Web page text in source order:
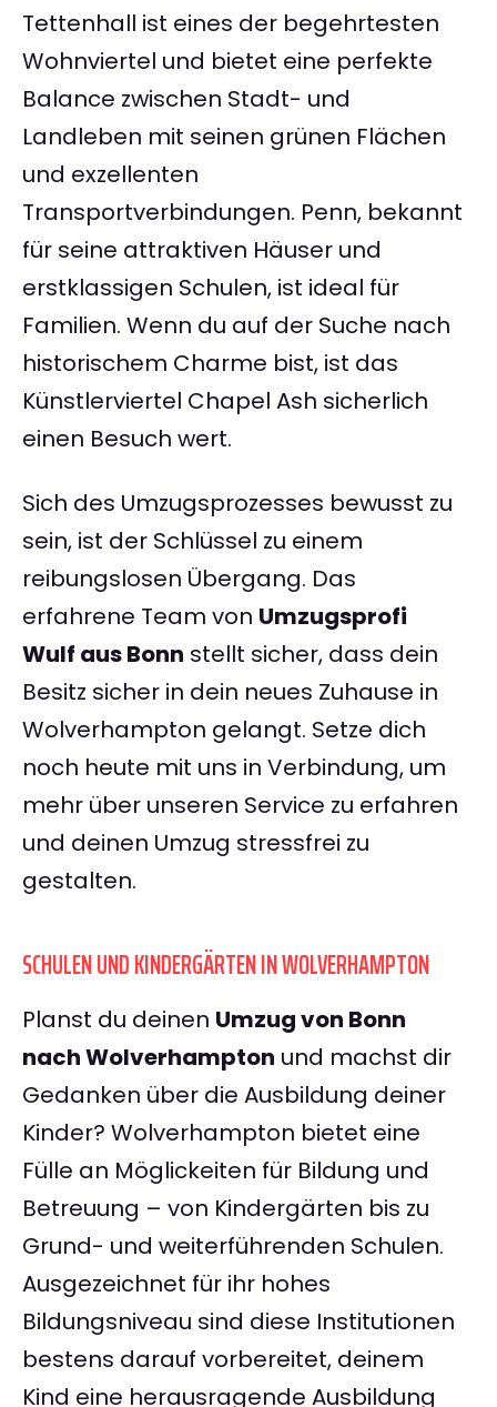
Tettenhall ist eines der begehrtesten
Wohnviertel und bietet eine perfekte
Balance zwischen Stadt- und
Landleben mit seinen grünen Flächen
und exzellenten
Transportverbindungen. Penn, bekannt
für seine attraktiven Häuser und
erstklassigen Schulen, ist ideal für
Familien. Wenn du auf der Suche nach
historischem Charme bist, ist das
Künstlerviertel Chapel Ash sicherlich
einen Besuch wert.
Sich des Umzugsprozesses bewusst zu
sein, ist der Schlüssel zu einem
reibungslosen Übergang. Das
erfahrene Team von Umzugsprofi
Wulf aus Bonn stellt sicher, dass dein
Besitz sicher in dein neues Zuhause in
Wolverhampton gelangt. Setze dich
noch heute mit uns in Verbindung, um
mehr über unseren Service zu erfahren
und deinen Umzug stressfrei zu
gestalten.
SCHULEN UND KINDERGÄRTEN IN WOLVERHAMPTON
Planst du deinen Umzug von Bonn
nach Wolverhampton und machst dir
Gedanken über die Ausbildung deiner
Kinder? Wolverhampton bietet eine
Fülle an Möglickeiten für Bildung und
Betreuung – von Kindergärten bis zu
Grund- und weiterführenden Schulen.
Ausgezeichnet für ihr hohes
Bildungsniveau sind diese Institutionen
bestens darauf vorbereitet, deinem
Kind eine herausragende Ausbildung